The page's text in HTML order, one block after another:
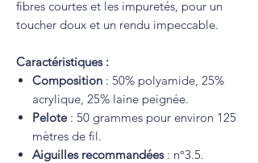
fibres courtes et les impuretés, pour un
toucher doux et un rendu impeccable.
Caractéristiques :
Composition : 50% polyamide, 25%
acrylique, 25% laine peignée.
Pelote: 50 grammes pour environ 125
mètres de fil.
Aiguilles recommandées: n°3.5.